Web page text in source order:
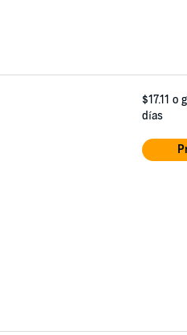
$17.11 o
días